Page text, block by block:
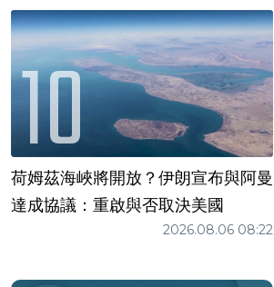
荷姆茲海峽將開放？伊朗宣布與阿曼
達成協議：重啟與否取決美國
2026.08.06 08:22